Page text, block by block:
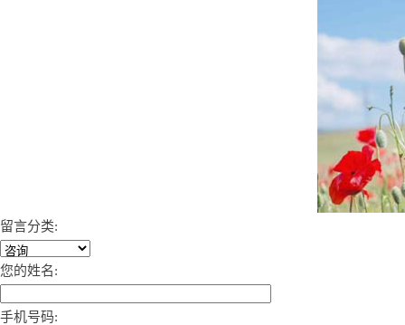
留言分类:
您的姓名:
手机号码: